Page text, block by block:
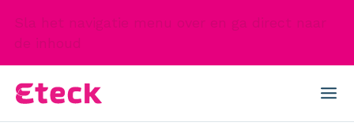
Sla het navigatie menu over en ga direct naar
de inhoud